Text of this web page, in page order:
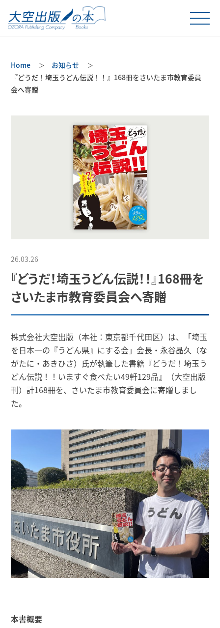
Home
お知らせ
『どうだ！埼玉うどん伝説！！』168冊をさいたま市教育委員
会へ寄贈
26.03.26
『どうだ！埼玉うどん伝説！！』168冊を
さいたま市教育委員会へ寄贈
株式会社大空出版（本社：東京都千代田区）は、「埼玉
を日本一の『うどん県』にする会」会長・永谷晶久（な
がたに・あきひさ）氏が執筆した書籍『どうだ！埼玉う
どん伝説！！いますぐ食べたい49軒129品』（大空出版
刊）計168冊を、さいたま市教育委員会に寄贈しまし
た。
本書概要